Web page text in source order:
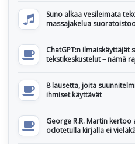
Suno alkaa vesileimata
massajakelua
ChatGPT:n ilmaiskäyttäjät
tekstikeskustelut – nämä
8 lausetta, joita
ihmiset käyttävät
George R.R. Martin
odotetulla kirjalla ei